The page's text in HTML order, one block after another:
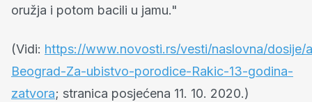
oružja i potom bacili u jamu."
(Vidi: https://www.novosti.rs/vesti/naslovna/dosije/
Beograd-Za-ubistvo-porodice-Rakic-13-godina-
zatvora; stranica posjećena 11. 10. 2020.)